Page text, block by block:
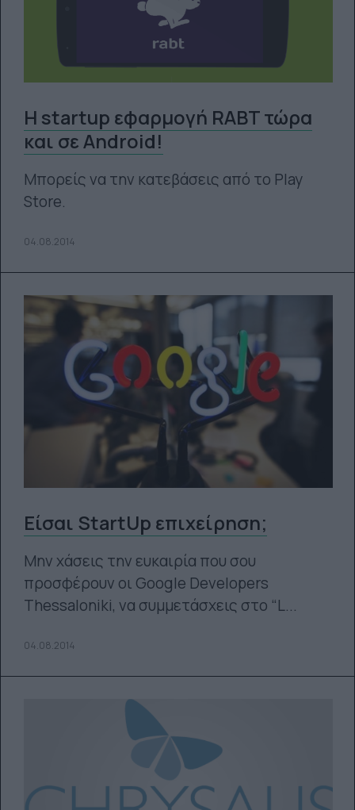
Η startup εφαρμογή RABT τώρα
και σε Android!
Mπορείς να την κατεβάσεις από το Play
Store.
04.08.2014
Είσαι StartUp επιχείρηση;
Μην χάσεις την ευκαιρία που σου
προσφέρουν οι Google Developers
Thessaloniki, να συμμετάσχεις στο “L...
04.08.2014